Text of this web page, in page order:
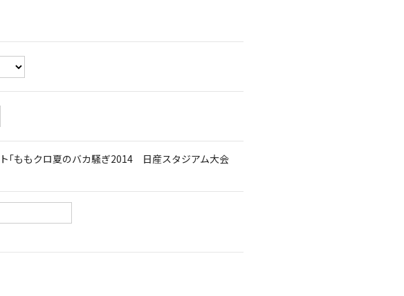
｢ももクロ夏のバカ騒ぎ2014 日産スタジアム大会